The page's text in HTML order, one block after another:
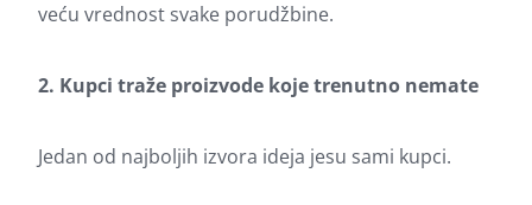
veću vrednost svake porudžbine.
2. Kupci traže proizvode koje trenutno nemate
Jedan od najboljih izvora ideja jesu sami kupci.